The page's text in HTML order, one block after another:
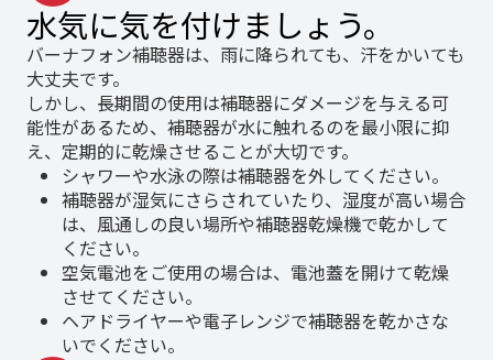
水気に気を付けましょう。
バーナフォン補聴器は、雨に降られても、汗をかいても
大丈夫です。
しかし、長期間の使用は補聴器にダメージを与える可
能性があるため、補聴器が水に触れるのを最小限に抑
え、定期的に乾燥させることが大切です。
シャワーや水泳の際は補聴器を外してください。
補聴器が湿気にさらされていたり、湿度が高い場合
は、風通しの良い場所や補聴器乾燥機で乾かして
ください。
空気電池をご使用の場合は、電池蓋を開けて乾燥
させてください。
ヘアドライヤーや電子レンジで補聴器を乾かさな
いでください。